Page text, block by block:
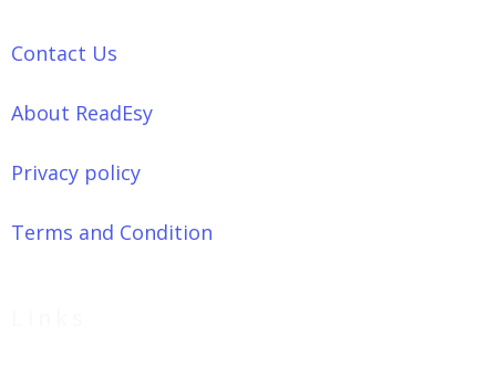
Contact Us
About ReadEsy
Privacy policy
Terms and Condition